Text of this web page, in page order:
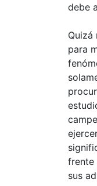
debe
Quizá
para
frente
sus